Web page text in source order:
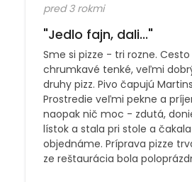
pred 3 rokmi
"Jedlo fajn, dali..."
Sme si pizze - tri rozne. Cesto
chrumkavé tenké, veľmi
druhy pizz. Pivo čapujú
Prostredie veľmi pekne a
naopak nič moc - zdutá,
lístok a stala pri stole a
objednáme. Príprava pizze
ze reštaurácia bola